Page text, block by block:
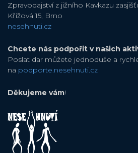
Zpravodajství z jižního Kavkazu
Křížová 15, Brno
nesehnuti.cz
Chcete nás podpořit v našich
Poslat dar můžete jednoduše a
na podporte.nesehnuti.cz
Děkujeme vám!